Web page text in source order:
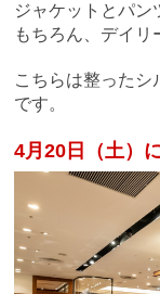
ジャケットとパン
もちろん、デイリ
こちらは整ったシ
です。
4月20日（土）